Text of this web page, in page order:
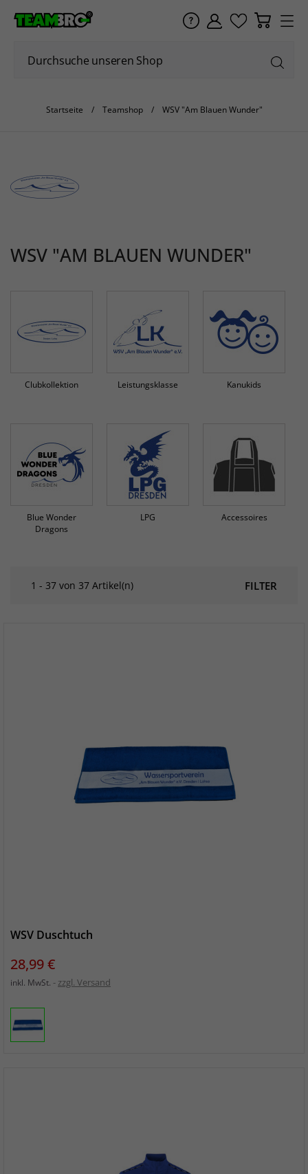
Startseite Teamshop WSV "Am Blauen Wunder"
WSV "AM BLAUEN WUNDER"
Clubkollektion Leistungsklasse Kanukids
Blue Wonder
Dragons
LPG Accessoires
FILTER
1 - 37 von 37 Artikel(n)
WSV Duschtuch
Preis
28,99 €
inkl. MwSt. zzgl. Versand